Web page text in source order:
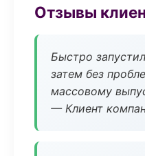
Отзывы
Быстро
затем без
массовому
— Клиент